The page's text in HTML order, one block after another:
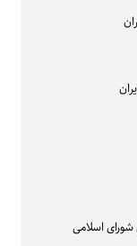
اسلامی